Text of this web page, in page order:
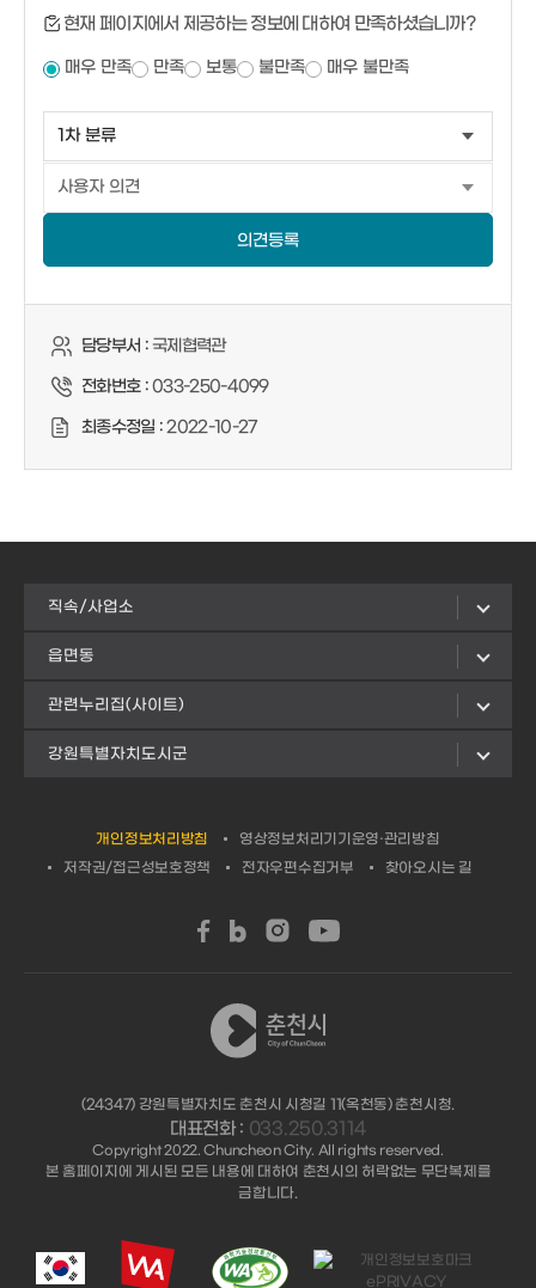
현재 페이지에서 제공하는 정보에 대하여 만족하셨습니까?
매우 만족 만족 보통 불만족 매우 불만족
의견등록
담당부서 :국제협력관
전화번호 :033-250-4099
최종수정일 :2022-10-27
직속/사업소
읍면동
관련누리집(사이트)
강원특별자치도시군
개인정보처리방침
영상정보처리기기운영·관리방침
저작권/접근성보호정책
전자우편수집거부 찾아오시는 길
(24347) 강원특별자치도 춘천시 시청길 11(옥천동) 춘천시청.
대표전화 : 033.250.3114
Copyright 2022. Chuncheon City. All rights reserved.
본 홈페이지에 게시된 모든 내용에 대하여 춘천시의 허락없는 무단복제를
금합니다.